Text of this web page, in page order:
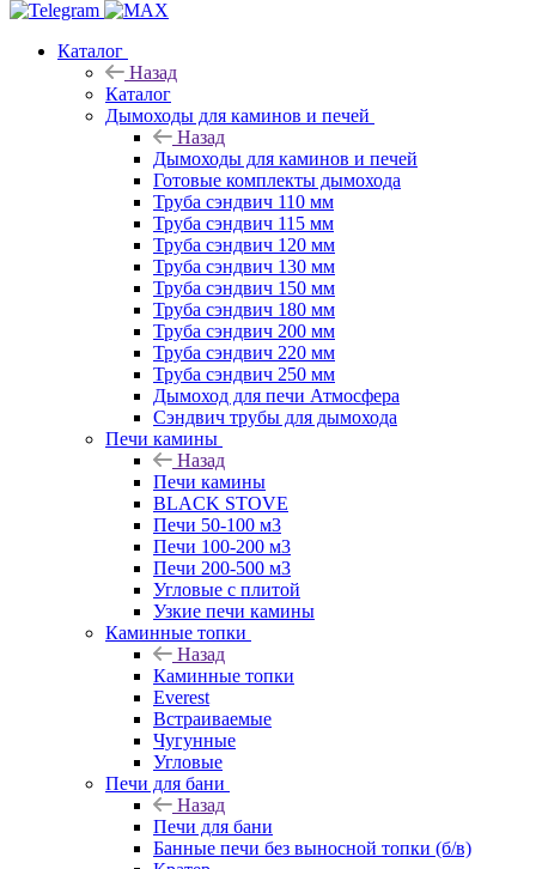
Каталог
Назад
Каталог
Дымоходы для каминов и печей
Назад
Дымоходы для каминов и печей
Готовые комплекты дымохода
Труба сэндвич 110 мм
Труба сэндвич 115 мм
Труба сэндвич 120 мм
Труба сэндвич 130 мм
Труба сэндвич 150 мм
Труба сэндвич 180 мм
Труба сэндвич 200 мм
Труба сэндвич 220 мм
Труба сэндвич 250 мм
Дымоход для печи Атмосфера
Сэндвич трубы для дымохода
Печи камины
Назад
Печи камины
BLACK STOVE
Печи 50-100 м3
Печи 100-200 м3
Печи 200-500 м3
Угловые с плитой
Узкие печи камины
Каминные топки
Назад
Каминные топки
Everest
Встраиваемые
Чугунные
Угловые
Печи для бани
Назад
Печи для бани
Банные печи без выносной топки (б/в)